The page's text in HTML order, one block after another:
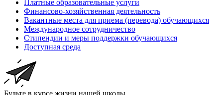
Платные образовательные услуги
Финансово-хозяйственная деятельность
Вакантные места для приема (перевода) обучающихся
Международное сотрудничество
Стипендии и меры поддержки обучающихся
Доступная среда
Будьте в курсе жизни нашей школы